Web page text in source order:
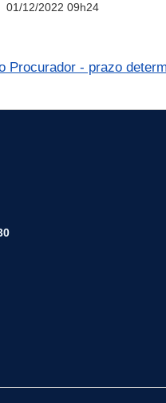
01/12/2022 09h24
Procurador - prazo